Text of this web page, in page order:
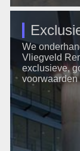
We
Vliegveld
exclusieve,
voorwaarden